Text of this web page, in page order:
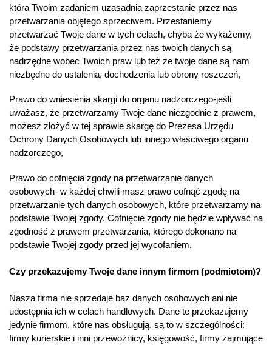
która Twoim zadaniem uzasadnia zaprzestanie przez nas
przetwarzania objętego sprzeciwem. Przestaniemy
przetwarzać Twoje dane w tych celach, chyba że wykażemy,
że podstawy przetwarzania przez nas twoich danych są
nadrzędne wobec Twoich praw lub też że twoje dane są nam
niezbędne do ustalenia, dochodzenia lub obrony roszczeń,
Prawo do wniesienia skargi do organu nadzorczego-jeśli
uważasz, że przetwarzamy Twoje dane niezgodnie z prawem,
możesz złożyć w tej sprawie skargę do Prezesa Urzędu
Ochrony Danych Osobowych lub innego właściwego organu
nadzorczego,
Prawo do cofnięcia zgody na przetwarzanie danych
osobowych- w każdej chwili masz prawo cofnąć zgodę na
przetwarzanie tych danych osobowych, które przetwarzamy na
podstawie Twojej zgody. Cofnięcie zgody nie będzie wpływać na
zgodność z prawem przetwarzania, którego dokonano na
podstawie Twojej zgody przed jej wycofaniem.
Czy przekazujemy Twoje dane innym firmom (podmiotom)?
Nasza firma nie sprzedaje baz danych osobowych ani nie
udostępnia ich w celach handlowych. Dane te przekazujemy
jedynie firmom, które nas obsługują, są to w szczególności:
firmy kurierskie i inni przewoźnicy, księgowość, firmy zajmujące